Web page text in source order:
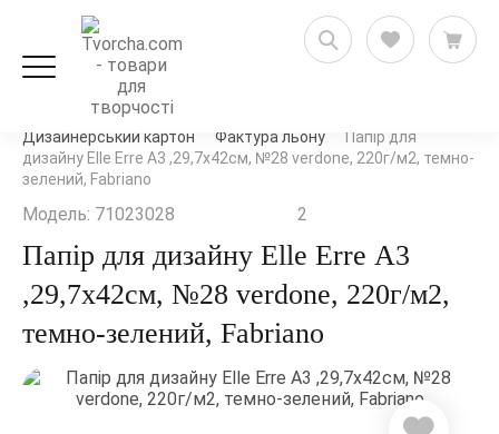
Художні товари
Дизайнерський картон
Фактура льону
Папір для
дизайну Elle Erre А3 ,29,7х42см, №28 verdone, 220г/м2, темно-
зелений, Fabriano
Модель: 71023028 2
Папір для дизайну Elle Erre А3
,29,7х42см, №28 verdone, 220г/м2,
темно-зелений, Fabriano